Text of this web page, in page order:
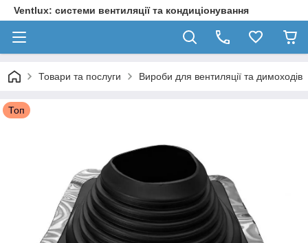
Ventlux: системи вентиляції та кондиціонування
Товари та послуги Вироби для вентиляції та димоходів
Топ